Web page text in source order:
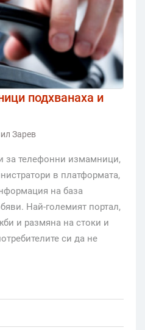
подхванаха и
Зарев
за телефонни измамници,
в платформата,
на база
Най-големият портал,
и размяна на стоки и
си да не